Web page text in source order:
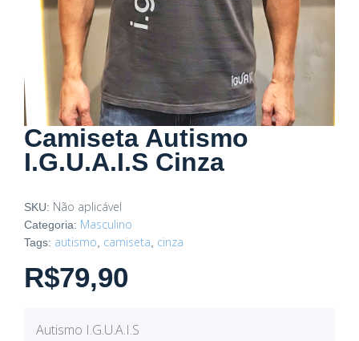
Camiseta Autismo
I.G.U.A.I.S Cinza
SKU: Não aplicável
Categoria: Masculino
Tags: autismo camiseta cinza
R$79,90
Autismo I.G.U.A.I.S